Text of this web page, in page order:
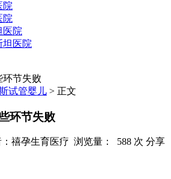
院
院
医院
坦医院
试管婴儿 > 正文
环节失败
禧孕生育医疗 浏览量： 588 次 分享